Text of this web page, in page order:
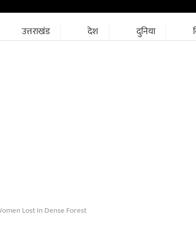
उत्तराखंड देश दुनिया
Lost In Dense Forest